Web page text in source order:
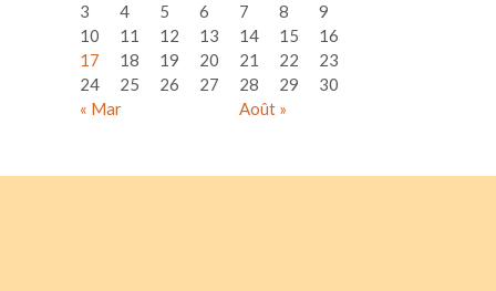
« Mar Août »
3
4 5 6 7 8
9
10
11 12 13 14 15
16
17
18 19 20 21 22
23
24
25 26 27 28 29 30